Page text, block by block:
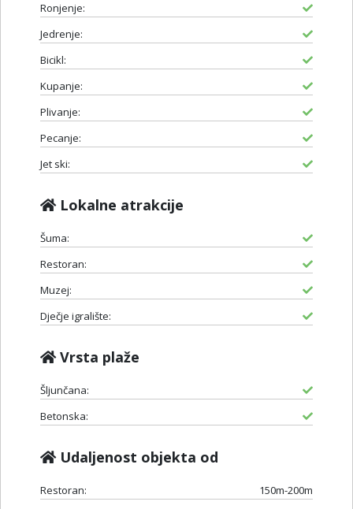
Ronjenje:
Jedrenje:
Bicikl:
Kupanje:
Plivanje:
Pecanje:
Jet ski:
Lokalne atrakcije
Šuma:
Restoran:
Muzej:
Dječje igralište:
Vrsta plaže
Šljunčana:
Betonska:
Udaljenost objekta od
Restoran:
150m-200m